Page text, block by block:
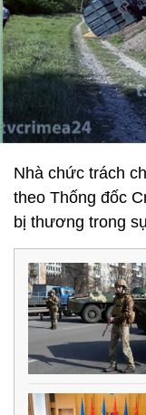
Nhà chức trách
theo Thống đốc
bị thương trong